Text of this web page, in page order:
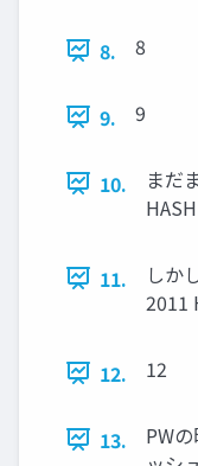
8. 8
9. 9
10.
まだ
11.
しか
2011
12. 12
13.
PW